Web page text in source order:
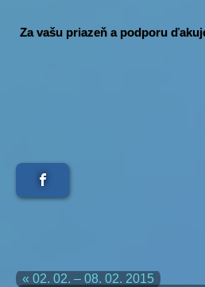
Za vašu priazeň a podporu
« 02. 02. – 08. 02. 2015